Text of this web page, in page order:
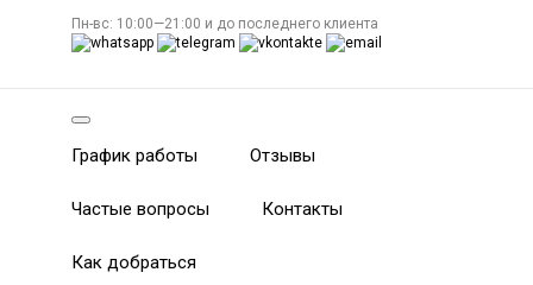
Пн-вс: 10:00—21:00 и до последнего клиента
График работы Отзывы
Частые вопросы Контакты
Как добраться